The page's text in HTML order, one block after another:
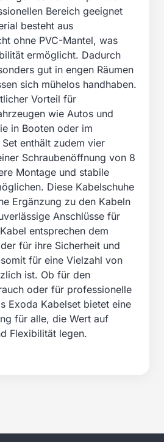
Bereich geeignet
besteht aus
ohne PVC-Mantel, was
ermöglicht. Dadurch
gut in engen Räumen
sich mühelos handhaben.
Vorteil für
wie Autos und
in Booten oder im
enthält zudem vier
Schraubenöffnung von 8
Montage und stabile
Diese Kabelschuhe
Ergänzung zu den Kabeln
Anschlüsse für
entsprechen dem
für ihre Sicherheit und
für eine Vielzahl von
ist. Ob für den
oder für professionelle
Exoda Kabelset bietet eine
für alle, die Wert auf
Flexibilität legen.